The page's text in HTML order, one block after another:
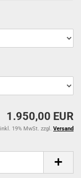
1.950,00 EUR
inkl. 19% MwSt. zzgl. Versand